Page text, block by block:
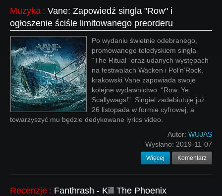
Muzyka : Vane: Zapowiedź singla "Row" i
ogłoszenie ściśle limitowanego preorderu
Po wydaniu świetnie odebranego,
promowanego teledyskiem singla
“The Ritual” oraz udanych występach
na festiwalach Wacken i Pol’n’Rock,
krakowski Vane zapowiada swoje
kolejne wydawnictwo: “Row, Ye
Scallywags!”. Singiel zadebiutuje już
26 listopada w formie cyfrowej, a
towarzyszyć mu będzie dedykowane lyrics video.
Autor: WUJAS
Wysłano: 2019-11-07
Więcej Komentarz
Recenzje : Fanthrash - Kill The Phoenix